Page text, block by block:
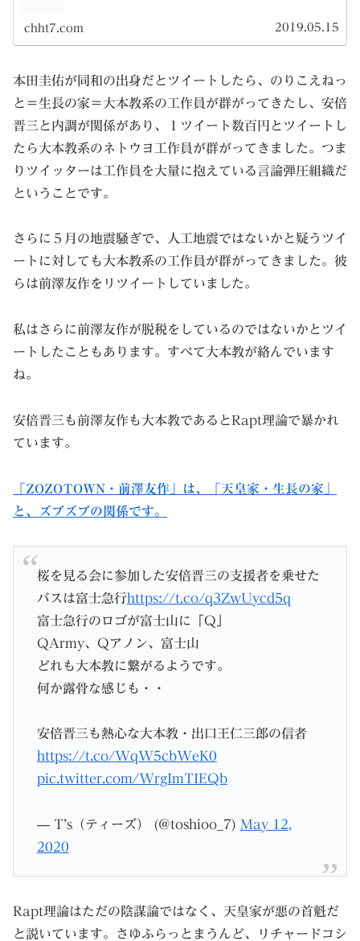
chht7.com 2019.05.15
本田圭佑が同和の出身だとツイートしたら、のりこえねっ
と＝生長の家＝大本教系の工作員が群がってきたし、安倍
晋三と内調が関係があり、１ツイート数百円とツイートし
たら大本教系のネトウヨ工作員が群がってきました。つま
りツイッターは工作員を大量に抱えている言論弾圧組織だ
ということです。
さらに５月の地震騒ぎで、人工地震ではないかと疑うツイ
ートに対しても大本教系の工作員が群がってきました。彼
らは前澤友作をリツイートしていました。
私はさらに前澤友作が脱税をしているのではないかとツイ
ートしたこともあります。すべて大本教が絡んでいます
ね。
安倍晋三も前澤友作も大本教であるとRapt理論で暴かれ
ています。
「ZOZOTOWN・前澤友作」は、「天皇家・生長の家」
と、ズブズブの関係です。
桜を見る会に参加した安倍晋三の支援者を乗せた
バスは富士急行https://t.co/q3ZwUycd5q
富士急行のロゴが富士山に「Q」
QArmy、Qアノン、富士山
どれも大本教に繋がるようです。
何か露骨な感じも・・
安倍晋三も熱心な大本教・出口王仁三郎の信者
https://t.co/WqW5cbWeK0
pic.twitter.com/WrgImTIEQb
— T’s（ティーズ） (@toshioo_7) May 12,
2020
Rapt理論はただの陰謀論ではなく、天皇家が悪の首魁だ
と説いています。さゆふらっとまうんど、リチャードコシ